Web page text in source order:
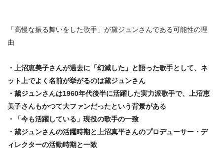
「高慢な振る舞いをした歌手」が黛ジュンさんである可能性の理
由
・上沼恵美子さんが過去に「幻滅した 」と語った歌手として、ネ
ット上でよく名前が挙がるのは黛ジュンさん
・黛ジュンさんは1960年代後半に活躍した実力派歌手で、上沼恵
美子さんもかつて大ファンだったという背景がある
・「今も活躍している」 現役の歌手の一致
・黛ジュンさんの活躍時期と上沼真平さんのプロデューサー・デ
ィレクターの活動時期と一致